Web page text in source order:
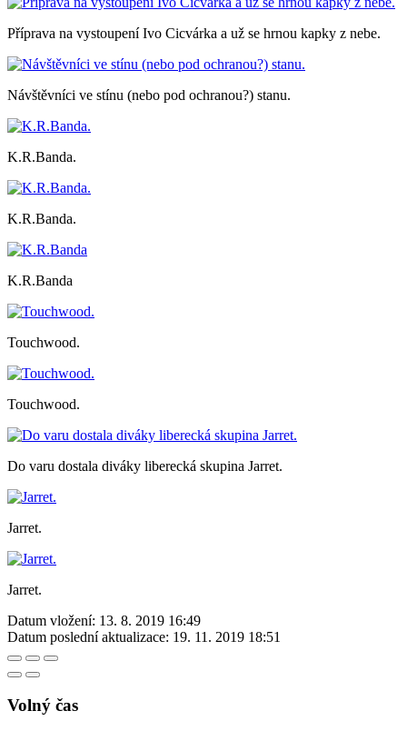
Příprava na vystoupení Ivo Cicvárka a už se hrnou kapky z nebe.
Návštěvníci ve stínu (nebo pod ochranou?) stanu.
K.R.Banda.
K.R.Banda.
K.R.Banda
Touchwood.
Touchwood.
Do varu dostala diváky liberecká skupina Jarret.
Jarret.
Jarret.
Datum vložení: 13. 8. 2019 16:49
Datum poslední aktualizace: 19. 11. 2019 18:51
Volný čas